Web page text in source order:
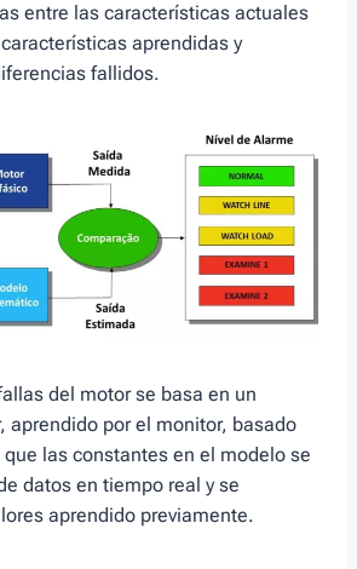
entre las características actuales
aprendidas y
fallidos.
del motor se basa en un
aprendido por el monitor, basado
las constantes en el modelo se
datos en tiempo real y se
aprendido previamente.